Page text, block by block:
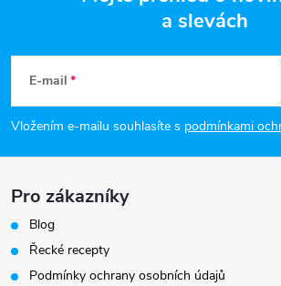
p
t
a slevách
E-mail
Vložením e-mailu souhlasíte s podmínkami
Pro zákazníky
Blog
Řecké recepty
Podmínky ochrany osobních údajů